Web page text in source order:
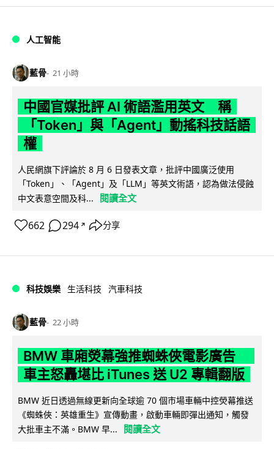
人工智能
藍骨 21 小時
中國官媒批評 AI 術語濫用英文 稱
「Token」與「Agent」動搖科技話語
權
人民網旗下評論於 8 月 6 日發表文章，批評中國廣泛使用
「Token」、「Agent」及「LLM」等英文術語，認為做法侵蝕
中文表意空間及科...
閱讀全文
662 294 ↗ 分享
科技娛樂 生活科技 汽車科技
藍骨 22 小時
BMW 車廂熒幕強推蜘蛛俠電影廣告
車主怒轟堪比 iTunes 送 U2 專輯翻版
BMW 近日透過無線更新向全球逾 70 個市場車輛中控熒幕推送
《蜘蛛俠：英雄重生》宣傳動畫，啟動車輛即彈出通知，觸發
大批車主不滿。BMW 早...
閱讀全文